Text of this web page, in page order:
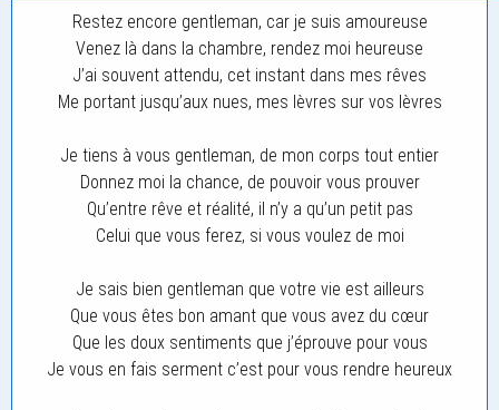
Restez encore gentleman, car je suis amoureuse
Venez là dans la chambre, rendez moi heureuse
J’ai souvent attendu, cet instant dans mes rêves
Me portant jusqu’aux nues, mes lèvres sur vos lèvres
Je tiens à vous gentleman, de mon corps tout entier
Donnez moi la chance, de pouvoir vous prouver
Qu’entre rêve et réalité, il n’y a qu’un petit pas
Celui que vous ferez, si vous voulez de moi
Je sais bien gentleman que votre vie est ailleurs
Que vous êtes bon amant que vous avez du cœur
Que les doux sentiments que j’éprouve pour vous
Je vous en fais serment c’est pour vous rendre heureux